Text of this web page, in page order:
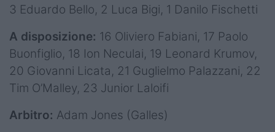
3 Eduardo Bello, 2 Luca Bigi, 1 Danilo Fischetti
A disposizione: 16 Oliviero Fabiani, 17 Paolo
Buonfiglio, 18 Ion Neculai, 19 Leonard Krumov,
20 Giovanni Licata, 21 Guglielmo Palazzani, 22
Tim O’Malley, 23 Junior Laloifi
Arbitro: Adam Jones (Galles)